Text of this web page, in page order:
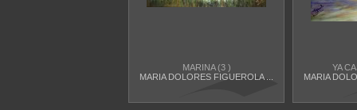
MARINA (3 )
MARIA DOLORES FIGUEROLA ...
YA
MARIA